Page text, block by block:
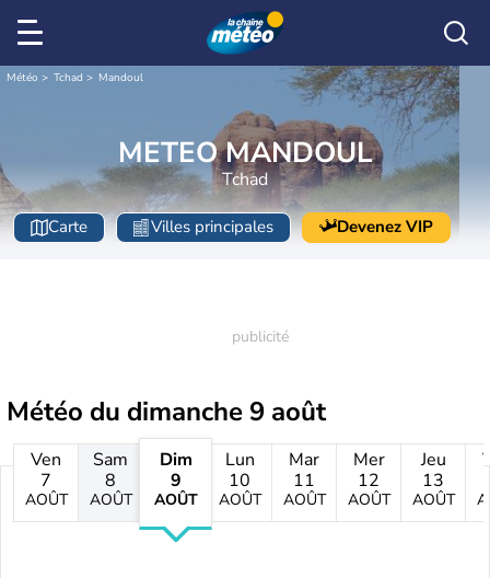
Météo Tchad Mandoul
METEO MANDOUL
Tchad
Carte Villes principales Devenez VIP
Météo du dimanche 9 août
Ven
7
AOÛT
Sam
8
AOÛT
Dim
9
AOÛT
Lun
10
AOÛT
Mar
11
AOÛT
Mer
12
AOÛT
Jeu
13
AOÛT